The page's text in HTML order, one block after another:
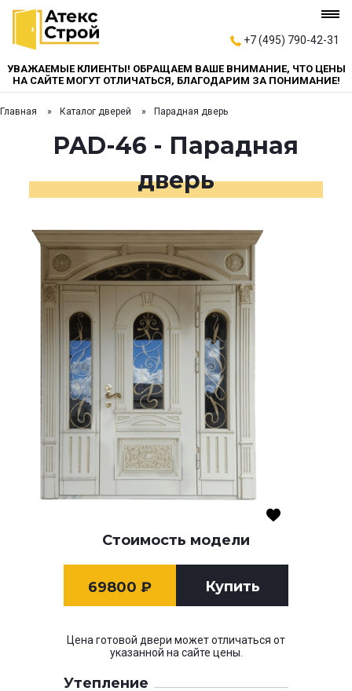
+7 (495) 790-42-31
УВАЖАЕМЫЕ КЛИЕНТЫ! ОБРАЩАЕМ ВАШЕ ВНИМАНИЕ, ЧТО ЦЕНЫ
НА САЙТЕ МОГУТ ОТЛИЧАТЬСЯ, БЛАГОДАРИМ ЗА ПОНИМАНИЕ!
Главная Каталог дверей Парадная дверь
PAD-46 - Парадная
дверь
Стоимость модели
69800 ₽ Купить
Цена готовой двери может отличаться от
указанной на сайте цены.
Утепление